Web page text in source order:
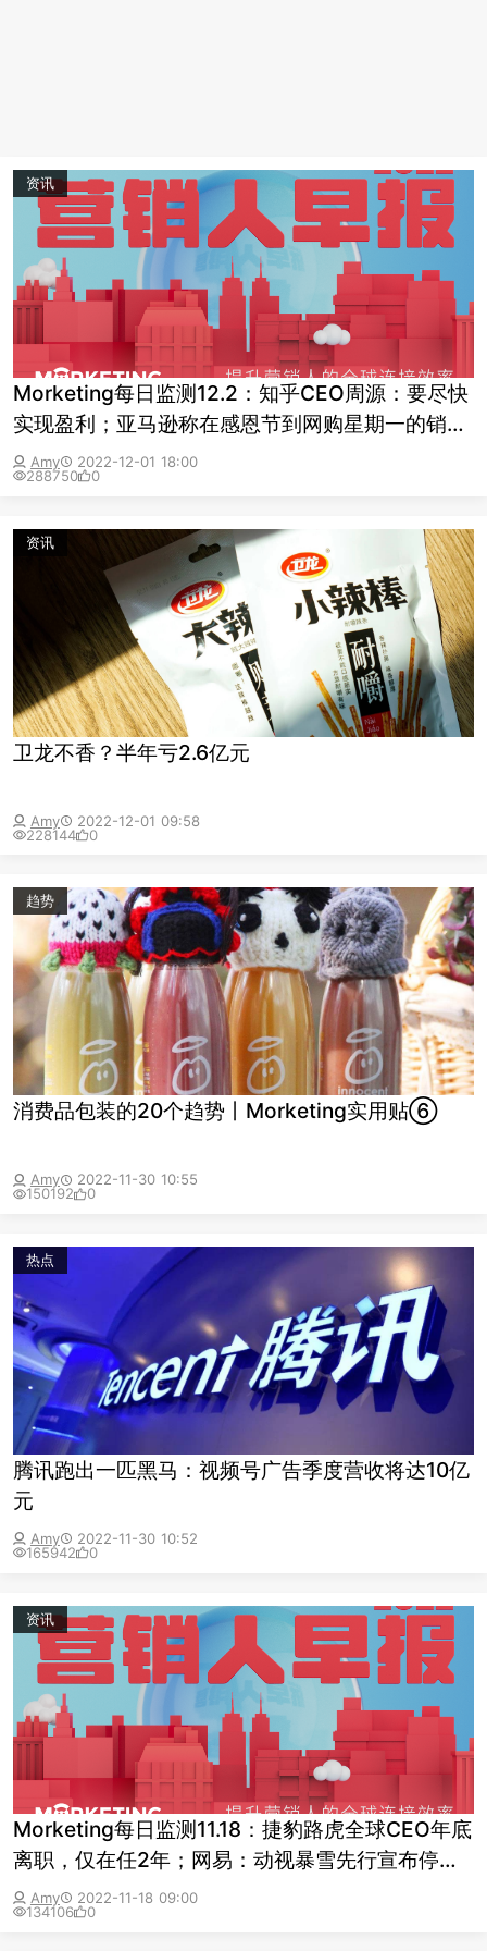
资讯
Morketing每日监测12.2：知乎CEO周源：要尽快
实现盈利；亚马逊称在感恩节到网购星期一的销售
规模创出纪录
Amy
2022-12-01 18:00
288750
0
资讯
卫龙不香？半年亏2.6亿元
Amy
2022-12-01 09:58
228144
0
趋势
消费品包装的20个趋势丨Morketing实用贴⑥
Amy
2022-11-30 10:55
150192
0
热点
腾讯跑出一匹黑马：视频号广告季度营收将达10亿
元
Amy
2022-11-30 10:52
165942
0
资讯
Morketing每日监测11.18：捷豹路虎全球CEO年底
离职，仅在任2年；网易：动视暴雪先行宣布停止
合作，将为玩家服务到最后一刻
Amy
2022-11-18 09:00
134106
0